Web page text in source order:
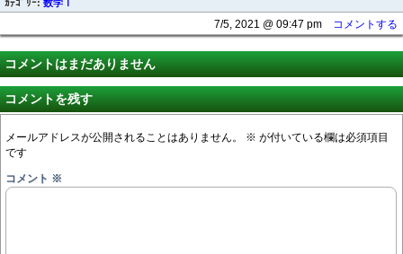
ｶﾃｺﾞﾘｰ: 数学Ⅰ
7/5, 2021 @ 09:47 pm コメントする
コメントはまだありません
コメントを残す
メールアドレスが公開されることはありません。 ※ が付いている欄は必須項目
です
コメント ※